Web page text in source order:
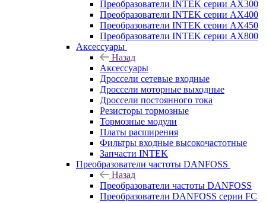
Преобразователи INTEK серии AX300
Преобразователи INTEK серии AX400
Преобразователи INTEK серии AX450
Преобразователи INTEK серии AX800
Аксессуары
Назад
Аксессуары
Дроссели сетевые входные
Дроссели моторные выходные
Дроссели постоянного тока
Резисторы тормозные
Тормозные модули
Платы расширения
Фильтры входные высокочастотные
Запчасти INTEK
Преобразователи частоты DANFOSS
Назад
Преобразователи частоты DANFOSS
Преобразователи DANFOSS серии FC